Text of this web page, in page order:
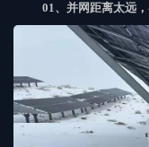
01、并网距离太远